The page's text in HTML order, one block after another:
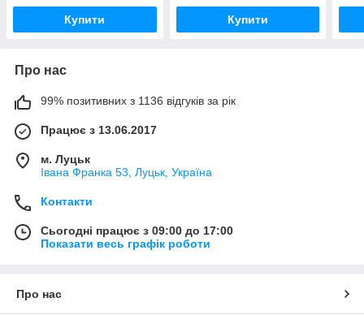
Купити Купити
Про нас
99% позитивних з 1136 відгуків за рік
Працює з 13.06.2017
м. Луцьк
Івана Франка 53, Луцьк, Україна
Контакти
Сьогодні працює з 09:00 до 17:00
Показати весь графік роботи
Про нас